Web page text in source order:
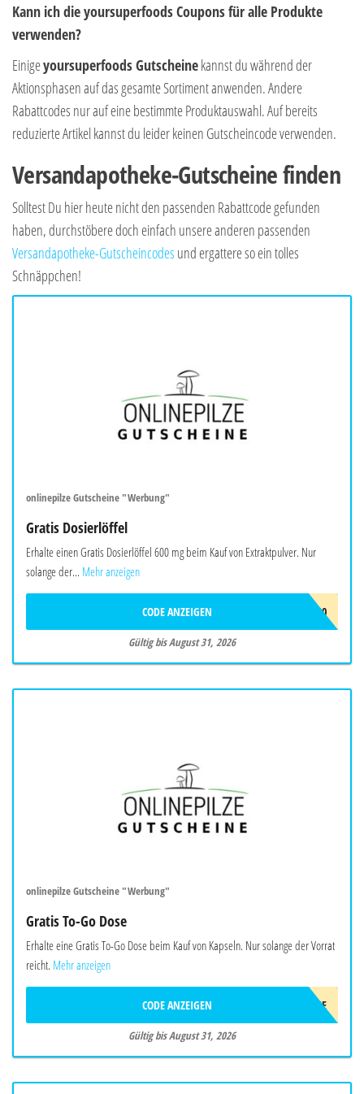
Kann ich die yoursuperfoods Coupons für alle Produkte
verwenden?
Einigeyoursuperfoods Gutscheinekannst du während der
Aktionsphasen auf das gesamte Sortiment anwenden. Andere
Rabattcodes nur auf eine bestimmte Produktauswahl. Auf bereits
reduzierte Artikel kannst du leider keinen Gutscheincode verwenden.
Versandapotheke-Gutscheine finden
Solltest Du hier heute nicht den passenden Rabattcode gefunden
haben, durchstöbere doch einfach unsere anderen passenden
Versandapotheke-Gutscheincodes und ergattere so ein tolles
Schnäppchen!
onlinepilze Gutscheine "Werbung"
Gratis Dosierlöffel
Erhalte einen Gratis Dosierlöffel 600 mg beim Kauf von Extraktpulver. Nur
solange der... Mehr anzeigen
DOSIERLÖFFEL-600
CODE ANZEIGEN
Gültig bis August 31, 2026
onlinepilze Gutscheine "Werbung"
Gratis To-Go Dose
Erhalte eine Gratis To-Go Dose beim Kauf von Kapseln. Nur solange der Vorrat
reicht. Mehr anzeigen
TO-GO-DOSE
CODE ANZEIGEN
Gültig bis August 31, 2026